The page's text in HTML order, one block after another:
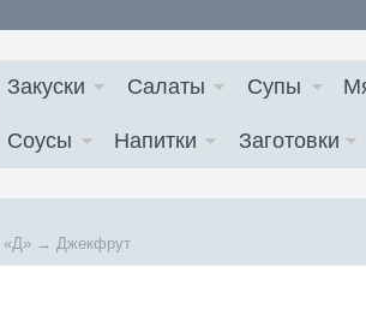
Закуски Салаты Супы
Соусы Напитки Заготовки
«Д» → Джекфрут